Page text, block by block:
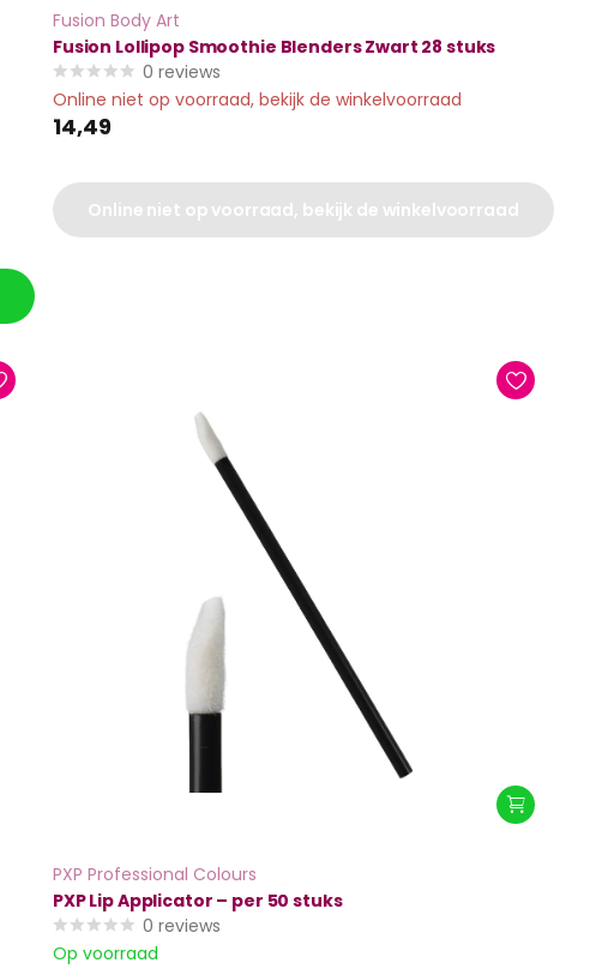
Fusion Body Art
Fusion Lollipop Smoothie Blenders Zwart 28 stuks
0 reviews
Online niet op voorraad, bekijk de winkelvoorraad
14,49
Online niet op voorraad, bekijk de winkelvoorraad
PXP Professional Colours
PXP Lip Applicator – per 50 stuks
0 reviews
Op voorraad